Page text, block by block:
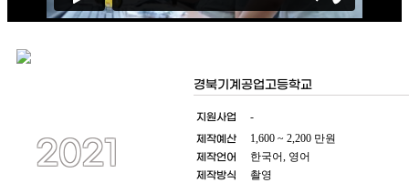
2021
경북기계공업고등학교
지원사업 -
제작예산 1,600 ~ 2,200 만원
제작언어 한국어, 영어
제작방식 촬영